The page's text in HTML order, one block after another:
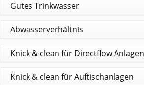
Gutes Trinkwasser
Abwasserverhältnis
Knick & clean für Directflow Anlagen
Knick & clean für Auftischanlagen